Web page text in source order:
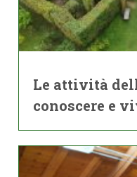
Le attività
conoscere e